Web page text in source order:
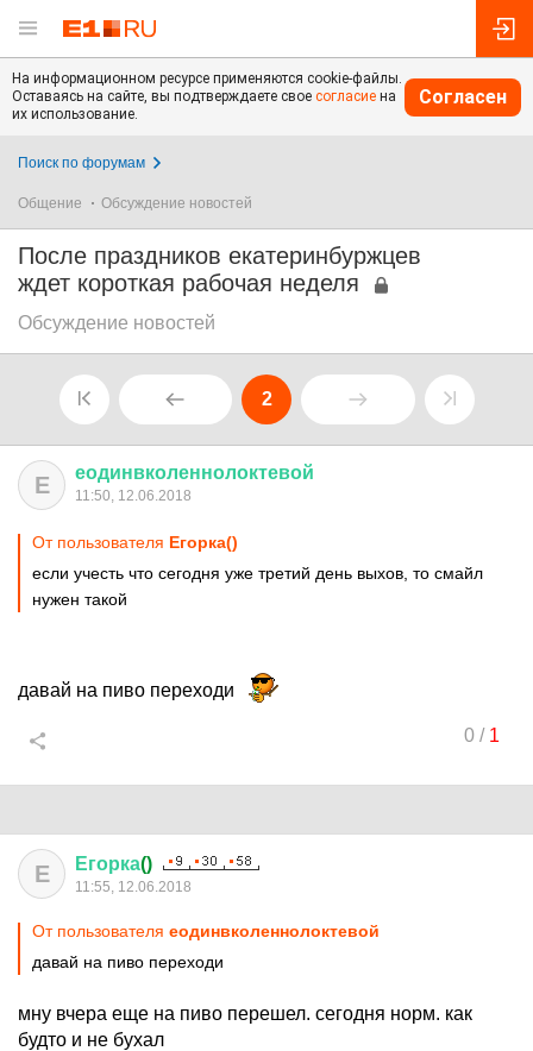
На информационном ресурсе применяются cookie-файлы.
Оставаясь на сайте, вы подтверждаете свое согласие на
их использование.
Согласен
Поиск по форумам
Общение Обсуждение новостей
После праздников екатеринбуржцев
ждет короткая рабочая неделя
Обсуждение новостей
2
Е еодинвколеннолоктевой
11:50, 12.06.2018
От пользователя Егорка()
если учесть что сегодня уже третий день выхов, то смайл
нужен такой
давай на пиво переходи
0/ 1
Е Егорка()
11:55, 12.06.2018
От пользователя еодинвколеннолоктевой
давай на пиво переходи
мну вчера еще на пиво перешел. сегодня норм. как
будто и не бухал